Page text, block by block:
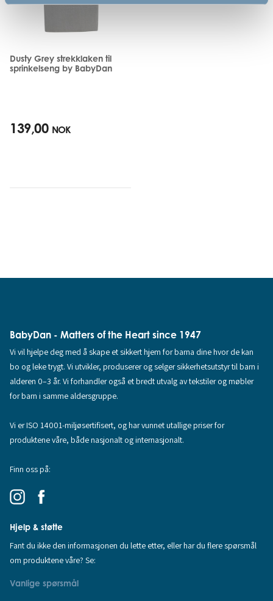
Dusty Grey strekklaken til
sprinkelseng by BabyDan
139,00 NOK
BabyDan - Matters of the Heart since 1947
Vi vil hjelpe deg med å skape et sikkert hjem for barna dine hvor de kan
bo og leke trygt. Vi utvikler, produserer og selger sikkerhetsutstyr til barn i
alderen 0–3 år. Vi forhandler også et bredt utvalg av tekstiler og møbler
for barn i samme aldersgruppe.
Vi er ISO 14001-miljøsertifisert, og har vunnet utallige priser for
produktene våre, både nasjonalt og internasjonalt.
Finn oss på:
Hjelp & støtte
Fant du ikke den informasjonen du lette etter, eller har du flere spørsmål
om produktene våre? Se:
Vanlige spørsmål